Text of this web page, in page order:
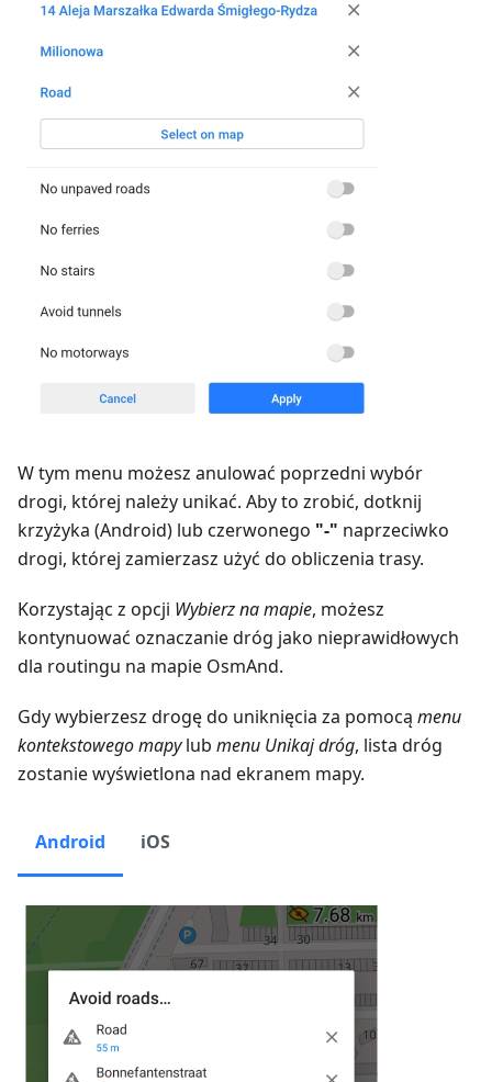
W tym menu możesz anulować poprzedni wybór
drogi, której należy unikać. Aby to zrobić, dotknij
krzyżyka (Android) lub czerwonego "-" naprzeciwko
drogi, której zamierzasz użyć do obliczenia trasy.
Korzystając z opcji Wybierz na mapie, możesz
kontynuować oznaczanie dróg jako nieprawidłowych
dla routingu na mapie OsmAnd.
Gdy wybierzesz drogę do uniknięcia za pomocą menu
kontekstowego mapylub menu Unikaj dróg, lista dróg
zostanie wyświetlona nad ekranem mapy.
Android iOS